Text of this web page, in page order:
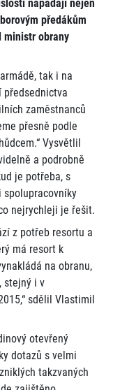
napadají nejen
předákům
ministr obrany
tak i na
předsednictva
zaměstnanců
přesně podle
Vysvětlil
a podrobně
je potřeba, s
nejrychleji je řešit.
z potřeb resortu a
má resort k
na obranu,
stejný i v
sdělil Vlastimil
otevřený
dotazů s velmi
takzvaných